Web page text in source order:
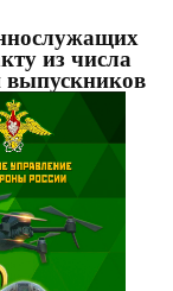
из числа
выпускников